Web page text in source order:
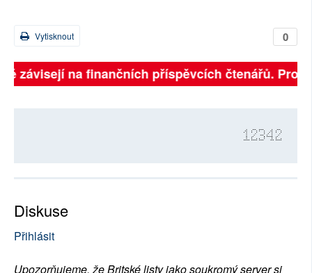
0
Vytisknout
závisejí na finančních příspěvcích čtenářů.
12342
Diskuse
Přihlásit
Upozorňujeme, že Britské listy jako soukromý server si